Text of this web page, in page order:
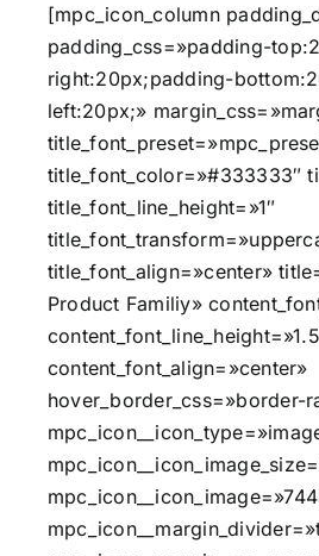
[mpc_icon_column
padding_css=»padding-
right:20px;padding-
left:20px;»
title_font_color=»#333333″
title_font_line_height=»1″
title_font_align=»center»
Product Familiy»
content_font_align=»center»
hover_border_css=»border-